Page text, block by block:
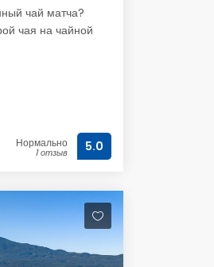
чай матча?
чая на чайной
Нормально
1 отзыв 5.0